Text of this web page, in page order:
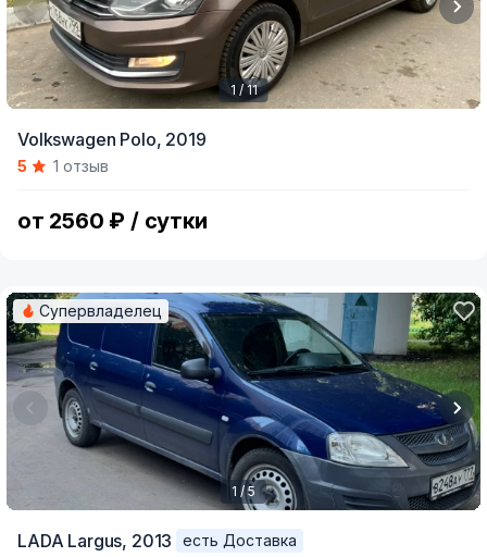
of
1 / 11
Volkswagen Polo, 2019
5 1 отзыв
от 2560 ₽ / сутки
Супервладелец
1 / 5
LADA Largus, 2013
есть Доставка